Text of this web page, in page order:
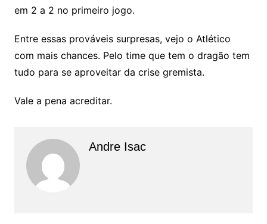
em 2 a 2 no primeiro jogo.
Entre essas prováveis surpresas, vejo o Atlético
com mais chances. Pelo time que tem o dragão tem
tudo para se aproveitar da crise gremista.
Vale a pena acreditar.
Andre Isac